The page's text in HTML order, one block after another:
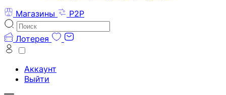
Магазины
P2P
Лотерея
Аккаунт
Выйти